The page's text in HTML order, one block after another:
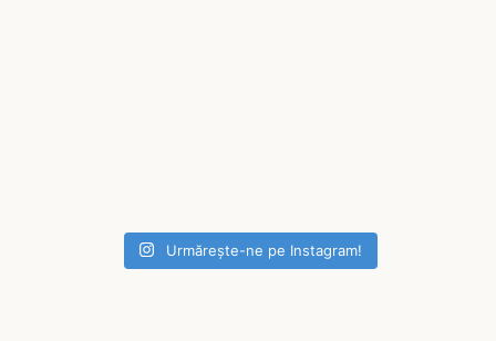
Urmărește-ne pe Instagram!